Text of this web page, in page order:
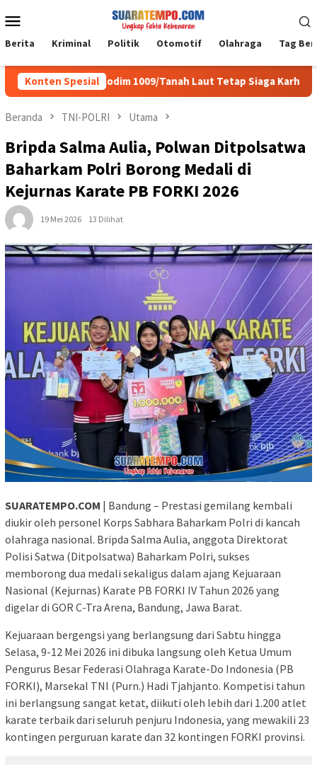
ke
kontenMobile
Berita Kriminal Politik Otomotif Olahraga Tag
Konten Spesial
Personel Kodim 1009/Tanah Laut Tetap Siaga Karhutla di
Beranda TNI-POLRI Utama
Bripda Salma Aulia, Polwan Ditpolsatwa
Baharkam Polri Borong Medali di
Kejurnas Karate PB FORKI 2026
19 Mei 2026 13 Dilihat
SUARATEMPO.COM | Bandung – Prestasi gemilang kembali
diukir oleh personel Korps Sabhara Baharkam Polri di kancah
olahraga nasional. Bripda Salma Aulia, anggota Direktorat
Polisi Satwa (Ditpolsatwa) Baharkam Polri, sukses
memborong dua medali sekaligus dalam ajang Kejuaraan
Nasional (Kejurnas) Karate PB FORKI IV Tahun 2026 yang
digelar di GOR C-Tra Arena, Bandung, Jawa Barat.
Kejuaraan bergengsi yang berlangsung dari Sabtu hingga
Selasa, 9-12 Mei 2026 ini dibuka langsung oleh Ketua Umum
Pengurus Besar Federasi Olahraga Karate-Do Indonesia (PB
FORKI), Marsekal TNI (Purn.) Hadi Tjahjanto. Kompetisi tahun
ini berlangsung sangat ketat, diikuti oleh lebih dari 1.200 atlet
karate terbaik dari seluruh penjuru Indonesia, yang mewakili 23
kontingen perguruan karate dan 32 kontingen FORKI provinsi.